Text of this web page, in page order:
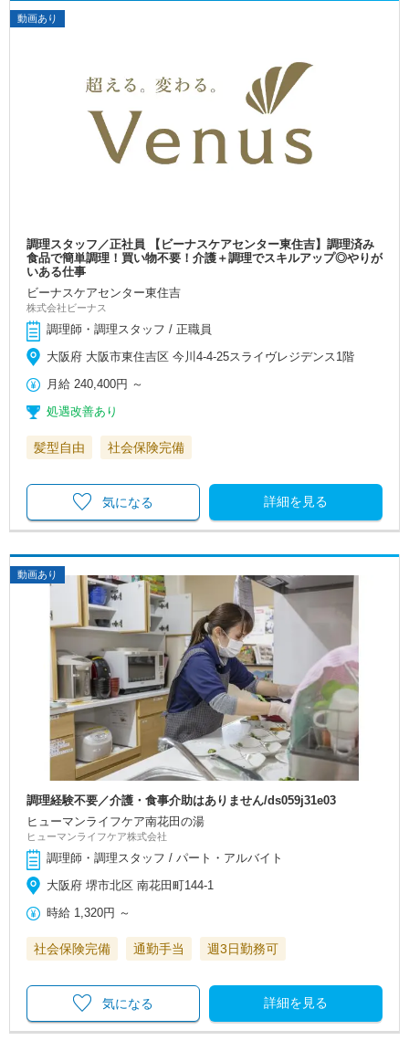
動画あり
調理スタッフ／正社員 【ビーナスケアセンター東住吉】調理済み
食品で簡単調理！買い物不要！介護＋調理でスキルアップ◎やりが
いある仕事
ビーナスケアセンター東住吉
株式会社ビーナス
調理師・調理スタッフ / 正職員
大阪府 大阪市東住吉区 今川4-4-25スライヴレジデンス1階
月給 240,400円 ～
処遇改善あり
髪型自由 社会保険完備
詳細を見る
気になる
動画あり
調理経験不要／介護・食事介助はありません/ds059j31e03
ヒューマンライフケア南花田の湯
ヒューマンライフケア株式会社
調理師・調理スタッフ / パート・アルバイト
大阪府 堺市北区 南花田町144-1
時給 1,320円 ～
社会保険完備 通勤手当 週3日勤務可
詳細を見る
気になる